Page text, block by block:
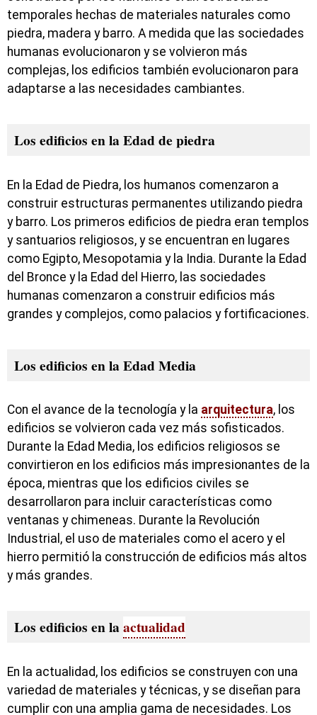
temporales hechas de materiales naturales como
piedra, madera y barro. A medida que las sociedades
humanas evolucionaron y se volvieron más
complejas, los edificios también evolucionaron para
adaptarse a las necesidades cambiantes.
Los edificios en la Edad de piedra
En la Edad de Piedra, los humanos comenzaron a
construir estructuras permanentes utilizando piedra
y barro. Los primeros edificios de piedra eran templos
y santuarios religiosos, y se encuentran en lugares
como Egipto, Mesopotamia y la India. Durante la Edad
del Bronce y la Edad del Hierro, las sociedades
humanas comenzaron a construir edificios más
grandes y complejos, como palacios y fortificaciones.
Los edificios en la Edad Media
Con el avance de la tecnología y la arquitectura, los
edificios se volvieron cada vez más sofisticados.
Durante la Edad Media, los edificios religiosos se
convirtieron en los edificios más impresionantes de la
época, mientras que los edificios civiles se
desarrollaron para incluir características como
ventanas y chimeneas. Durante la Revolución
Industrial, el uso de materiales como el acero y el
hierro permitió la construcción de edificios más altos
y más grandes.
Los edificios en laactualidad
En la actualidad, los edificios se construyen con una
variedad de materiales y técnicas, y se diseñan para
cumplir con una amplia gama de necesidades. Los